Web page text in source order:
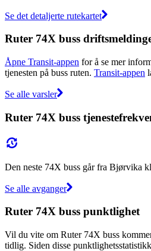
Se det detaljerte rutekartet
Ruter 74X buss
Åpne Transit-appen for å se mer
tjenesten på buss ruten. Transit-appen
Se alle varsler
Ruter 74X buss
Den neste 74X buss går fra Bjørvika
Se alle avganger
Ruter 74X buss punktlighet
Vil du vite om Ruter 74X buss
tidlig. Siden disse